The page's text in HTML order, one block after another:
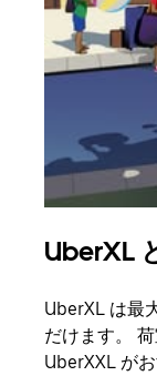
UberXL
UberXL は最
だけます。
UberXXL がお